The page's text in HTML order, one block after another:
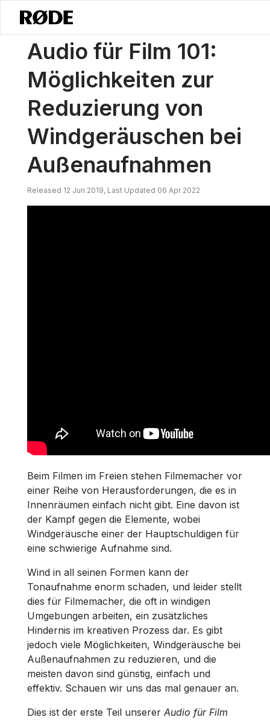
Nachrichten / Audio Für Film 101: Möglichkeiten Zur Reduzierung
Audio für Film 101:
Möglichkeiten zur
Reduzierung von
Windgeräuschen bei
Außenaufnahmen
Released 12 Jun 2019, Last Updated 06 Apr 2022
Beim Filmen im Freien stehen Filmemacher vor
einer Reihe von Herausforderungen, die es in
Innenräumen einfach nicht gibt. Eine davon ist
der Kampf gegen die Elemente, wobei
Windgeräusche einer der Hauptschuldigen für
eine schwierige Aufnahme sind.
Wind in all seinen Formen kann der
Tonaufnahme enorm schaden, und leider stellt
dies für Filmemacher, die oft in windigen
Umgebungen arbeiten, ein zusätzliches
Hindernis im kreativen Prozess dar. Es gibt
jedoch viele Möglichkeiten, Windgeräusche bei
Außenaufnahmen zu reduzieren, und die
meisten davon sind günstig, einfach und
effektiv. Schauen wir uns das mal genauer an.
Dies ist der erste Teil unserer Audio für Film